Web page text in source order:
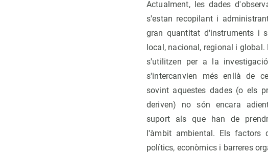
Actualment, les dades
s'estan recopilant i
gran quantitat d'instruments i
local, nacional, regional i
s'utilitzen per a la
s'intercanvien més enllà de
sovint aquestes dades (o els
deriven) no són encara
suport als que han de
l'àmbit ambiental. Els factors
polítics, econòmics i barreres